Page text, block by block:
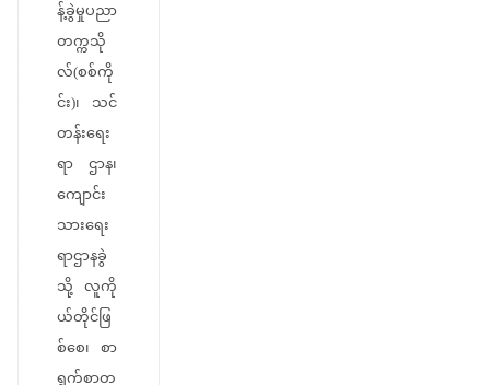
န့်ခွဲမှုပညာ
တက္ကသို
လ်(စစ်ကို
င်း)၊ သင်
တန်းရေး
ရာ ဌာန၊
ကျောင်း
သားရေး
ရာဌာနခွဲ
သို့ လူကို
ယ်တိုင်ဖြ
စ်စေ၊ စာ
ရွက်စာတ